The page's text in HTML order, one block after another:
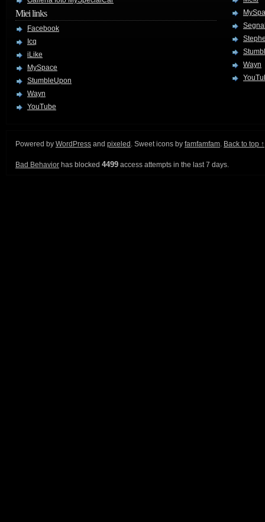
Miei links
Facebook
Icq
iLike
MySpace
StumbleUpon
Wayn
YouTube
Wayn
Powered by WordPress and pixeled . Sweet icons by famfamfam. Back to top ↑
Bad Behavior has blocked 4499 access attempts in the last 7 days.